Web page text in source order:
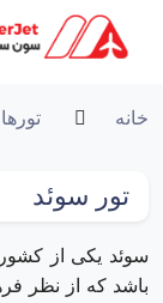
خانه تورها
تور سوئد
سوئد یکی از
باشد که از نظر